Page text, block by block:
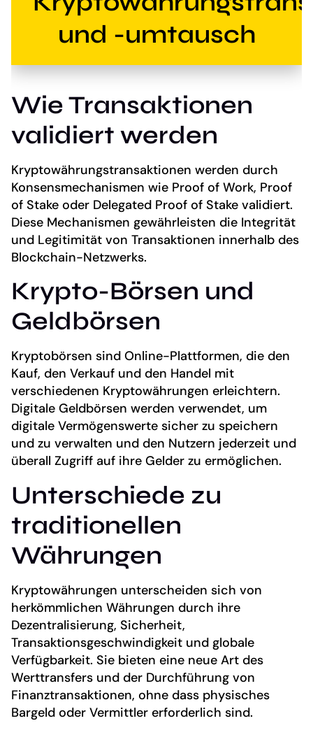
und -umtausch
Wie Transaktionen
validiert werden
Kryptowährungstransaktionen werden durch
Konsensmechanismen wie Proof of Work, Proof
of Stake oder Delegated Proof of Stake validiert.
Diese Mechanismen gewährleisten die Integrität
und Legitimität von Transaktionen innerhalb des
Blockchain-Netzwerks.
Krypto-Börsen und
Geldbörsen
Kryptobörsen sind Online-Plattformen, die den
Kauf, den Verkauf und den Handel mit
verschiedenen Kryptowährungen erleichtern.
Digitale Geldbörsen werden verwendet, um
digitale Vermögenswerte sicher zu speichern
und zu verwalten und den Nutzern jederzeit und
überall Zugriff auf ihre Gelder zu ermöglichen.
Unterschiede zu
traditionellen
Währungen
Kryptowährungen unterscheiden sich von
herkömmlichen Währungen durch ihre
Dezentralisierung, Sicherheit,
Transaktionsgeschwindigkeit und globale
Verfügbarkeit. Sie bieten eine neue Art des
Werttransfers und der Durchführung von
Finanztransaktionen, ohne dass physisches
Bargeld oder Vermittler erforderlich sind.